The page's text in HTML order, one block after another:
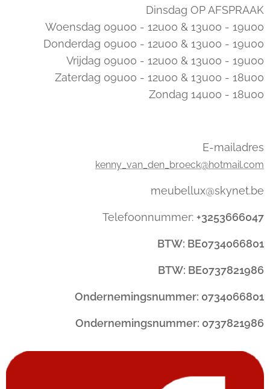
Dinsdag OP AFSPRAAK
Woensdag 09u00 - 12u00 & 13u00 - 19u00
Donderdag 09u00 - 12u00 & 13u00 - 19u00
Vrijdag 09u00 - 12u00 & 13u00 - 19u00
Zaterdag 09u00 - 12u00 & 13u00 - 18u00
Zondag 14u00 - 18u00
E-mailadres
kenny_van_den_broeck@hotmail.com
meubellux@skynet.be
Telefoonnummer: +3253666047
BTW: BE0734066801
BTW: BE0737821986
Ondernemingsnummer: 0734066801
Ondernemingsnummer: 0737821986